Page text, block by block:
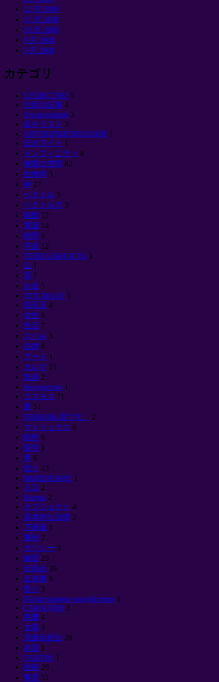
12 月 2008
11 月 2008
10 月 2008
9 月 2008
5 月 2008
カテゴリ
CУЩЕСТВО 5
注目の記事 4
Uncategorized 3
反キリスト 3
АНТИЦИВИЛИЗАЦИЯ 1
日ホワイト 1
インフィニティ 8
無限の空間 82
生物学 3
神 27
ベクトル 5
ベクトル力 3
振動 12
電源 14
時間 6
宇宙 12
ГЕНИАЛЬНОСТЬ 3
山 1
罪 7
お金 5
ДУХ МААТ 1
四天王 4
女性 6
生活 7
スペル 3
法律 8
アート 1
カルマ 13
気候 2
Колдовство 1
コスモス 71
愛 51
ЛЮБОВЬ 誰です。
2
マトリックス 6
瞑想 6
医学 1
男 6
我々 43
МЫШЛЕНИЕ 1
人口 2
Нервы 2
オブジェクト 4
基本的な法律 2
万能薬 1
勝利 2
ポリシー 3
練習 25
目覚め 39
出来事 9
悟り 3
Психотронное воздействие 1
САМАДХИ 2
悪魔 4
太陽 3
洗面化粧台 28
本質 1
ТАНТРА 1
技術 29
事実 51